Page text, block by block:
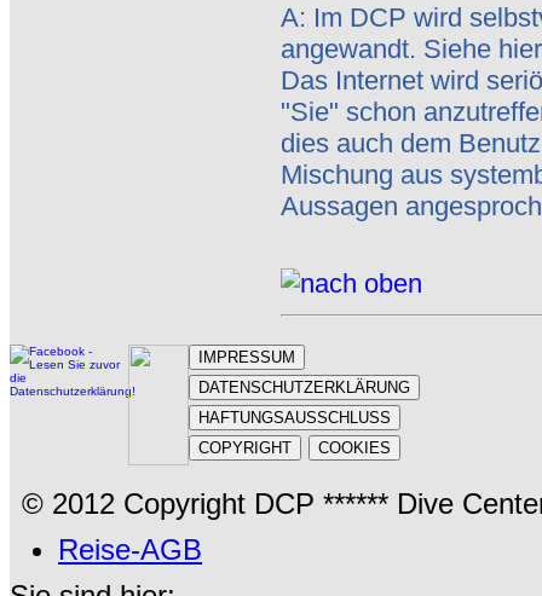
A: Im DCP wird
angewandt. Siehe
Das Internet wird
"Sie" schon
dies auch dem
Mischung aus
Aussagen
IMPRESSUM
DATENSCHUTZERKLÄRUNG
HAFTUNGSAUSSCHLUSS
COPYRIGHT
COOKIES
© 2012 Copyright DCP ****** Dive
Reise-AGB